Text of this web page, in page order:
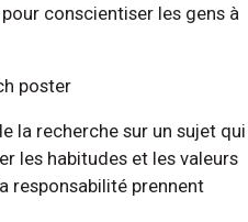
conscientiser les gens à
la recherche sur un sujet qui
les habitudes et les valeurs
responsabilité prennent